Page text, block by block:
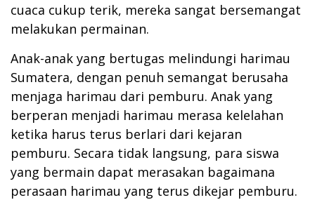
cuaca cukup terik, mereka sangat bersemangat
melakukan permainan.
Anak-anak yang bertugas melindungi harimau
Sumatera, dengan penuh semangat berusaha
menjaga harimau dari pemburu. Anak yang
berperan menjadi harimau merasa kelelahan
ketika harus terus berlari dari kejaran
pemburu. Secara tidak langsung, para siswa
yang bermain dapat merasakan bagaimana
perasaan harimau yang terus dikejar pemburu.